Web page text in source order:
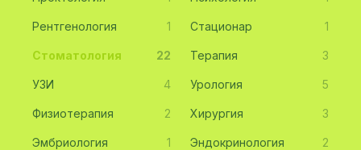
Рентгенология 1 Стационар 1
Стоматология 22 Терапия 3
УЗИ 4 Урология 5
Физиотерапия 2 Хирургия 3
Эмбриология 1 Эндокринология 2